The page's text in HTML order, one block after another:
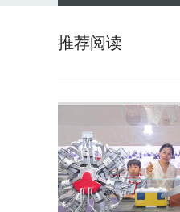
推荐阅读